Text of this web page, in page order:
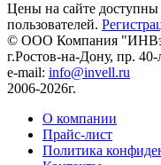
Цены на сайте доступны
пользователей.
© ООО Компания
г.Ростов-на-Дону, пр.
e-mail: info@invell.ru
2006-2026г.
О компании
Прайс-лист
Политика